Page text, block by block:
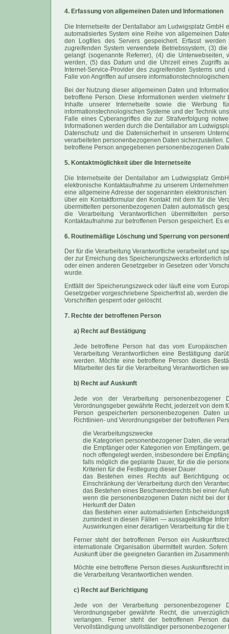
4. Erfassung von allgemeinen Daten und Informationen
Die Internetseite der Dentallabor am Ludwigsplatz GmbH
automatisiertes System eine Reihe von allgemeinen
den Logfiles des Servers gespeichert. Erfasst
zugreifenden System verwendete Betriebssystem, (3)
gelangt (sogenannte Referrer), (4) die
werden, (5) das Datum und die Uhrzeit eines Zugriffs
Internet-Service-Provider des zugreifenden Systems
Falle von Angriffen auf unsere
Bei der Nutzung dieser allgemeinen Daten und
betroffene Person. Diese Informationen werden
Inhalte unserer Internetseite sowie die Werbung
informationstechnologischen Systeme und der Technik
Falle eines Cyberangriffes die zur Strafverfolgung
Informationen werden durch die Dentallabor am
Datenschutz und die Datensicherheit in unserem
verarbeiteten personenbezogenen Daten
betroffene Person angegebenen personenbezogenen
5. Kontaktmöglichkeit über die Internetseite
Die Internetseite der Dentallabor am Ludwigsplatz
elektronische Kontaktaufnahme zu unserem
eine allgemeine Adresse der sogenannten
über ein Kontaktformular den Kontakt mit dem für die
übermittelten personenbezogenen Daten automatisch
die Verarbeitung Verantwortlichen übermittelten
Kontaktaufnahme zur betroffenen Person gespeichert. Es
6. Routinemäßige Löschung und Sperrung von
Der für die Verarbeitung Verantwortliche verarbeitet und
der zur Erreichung des Speicherungszwecks erforderlich
oder einen anderen Gesetzgeber in Gesetzen oder
wurde.
Entfällt der Speicherungszweck oder läuft eine vom
Gesetzgeber vorgeschriebene Speicherfrist ab, werden
Vorschriften gesperrt oder gelöscht.
7. Rechte der betroffenen Person
a) Recht auf Bestätigung
Jede betroffene Person hat das vom
Verarbeitung Verantwortlichen eine Bestätigung
werden. Möchte eine betroffene Person dieses
Mitarbeiter des für die Verarbeitung Verantwortlichen
b) Recht auf Auskunft
Jede von der Verarbeitung
Verordnungsgeber gewährte Recht, jederzeit von dem
Person gespeicherten personenbezogenen
Richtlinien- und Verordnungsgeber der betroffenen
die Verarbeitungszwecke
die Kategorien personenbezogener Daten, die
die Empfänger oder Kategorien von Empfängern,
noch offengelegt werden, insbesondere bei
falls möglich die geplante Dauer, für die die
Kriterien für die Festlegung dieser Dauer
das Bestehen eines Rechts auf Berichtigung
Einschränkung der Verarbeitung durch den
das Bestehen eines Beschwerderechts bei einer
wenn die personenbezogenen Daten nicht bei
Herkunft der Daten
das Bestehen einer automatisierten
zumindest in diesen Fällen — aussagekräftige
Auswirkungen einer derartigen Verarbeitung für die
Ferner steht der betroffenen Person ein
internationale Organisation übermittelt wurden.
Auskunft über die geeigneten Garantien im
Möchte eine betroffene Person dieses Auskunftsrecht
die Verarbeitung Verantwortlichen wenden.
c) Recht auf Berichtigung
Jede von der Verarbeitung
Verordnungsgeber gewährte Recht, die
verlangen. Ferner steht der betroffenen Person
Vervollständigung unvollständiger